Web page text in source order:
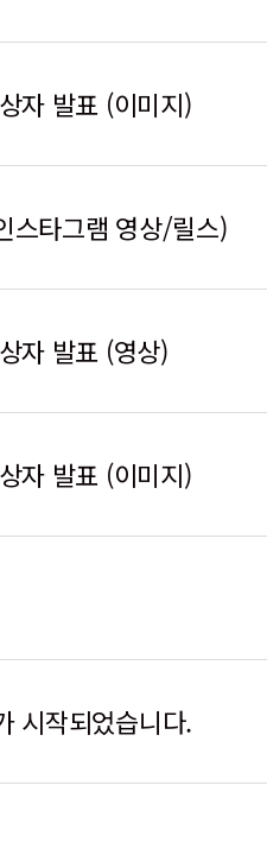
자 발표 (이미지)
스타그램 영상/릴스)
자 발표 (영상)
자 발표 (이미지)
시작되었습니다.